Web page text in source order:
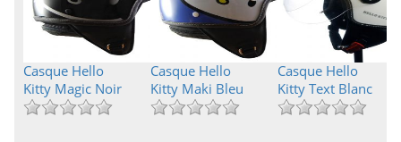
Casque Hello
Kitty Magic Noir
Casque Hello
Kitty Maki Bleu
Casque Hello
Kitty Text Blanc